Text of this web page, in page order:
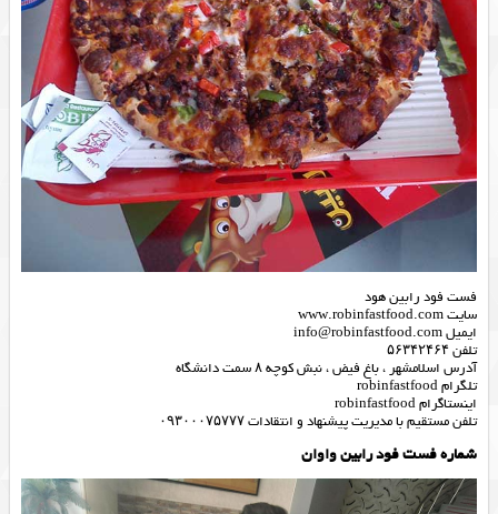
فست فود رابین هود
سایت www.robinfastfood.com
ایمیل info@robinfastfood.com
تلفن ۵۶۳۴۲۴۶۴
آدرس اسلامشهر ، باغ فیض ، نبش کوچه ۸ سمت دانشگاه
تلگرام robinfastfood
اینستاگرام robinfastfood
تلفن مستقیم با مدیریت پیشنهاد و انتقادات ۰۹۳۰۰۰۷۵۷۷۷
شماره فست فود رابین واوان